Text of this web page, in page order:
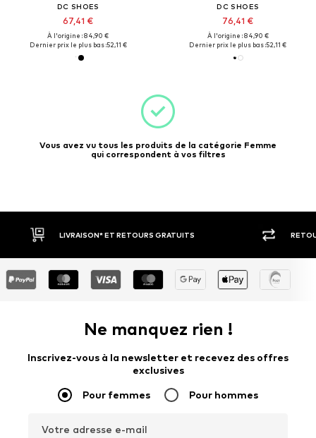
DC SHOES
67,41 €
À l'origine : 84,90 €
Dernier prix le plus bas :52,11 €
DC SHOES
76,41 €
À l'origine : 84,90 €
Dernier prix le plus bas :52,11 €
Vous avez vu tous les produits de la catégorie Femme
qui correspondent à vos filtres
LIVRAISON* ET RETOURS GRATUITS RETOUR
Ne manquez rien !
Inscrivez-vous à la newsletter et recevez des offres
exclusives
Pour femmes Pour hommes
Votre adresse e-mail